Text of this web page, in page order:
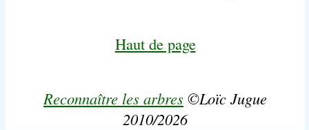
Haut de page
Reconnaître les arbres ©Loïc Jugue
2010/2026